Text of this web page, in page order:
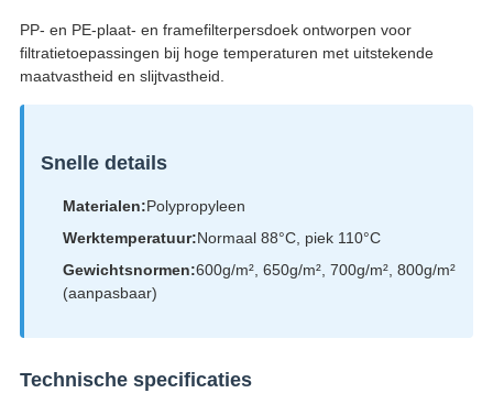
PP- en PE-plaat- en framefilterpersdoek ontworpen voor
filtratietoepassingen bij hoge temperaturen met uitstekende
maatvastheid en slijtvastheid.
Snelle details
Materialen:Polypropyleen
Werktemperatuur:Normaal 88°C, piek 110°C
Gewichtsnormen:600g/m², 650g/m², 700g/m², 800g/m²
(aanpasbaar)
Technische specificaties